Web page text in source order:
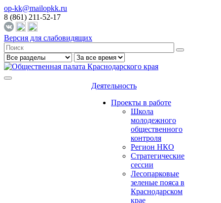
op-kk@mailopkk.ru
8 (861) 211-52-17
Версия для слабовидящих
Деятельность
Проекты в работе
Школа
молодежного
общественного
контроля
Регион НКО
Стратегические
сессии
Лесопарковые
зеленые пояса в
Краснодарском
крае